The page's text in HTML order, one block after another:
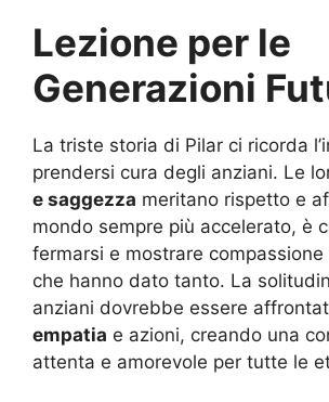
Lezione per le
Generazioni
La triste storia di Pilar ci ricorda
prendersi cura degli anziani. Le
e saggezza meritano rispetto e
mondo sempre più accelerato, è
fermarsi e mostrare
che hanno dato tanto. La
anziani dovrebbe essere
empatia e azioni, creando una
attenta e amorevole per tutte le